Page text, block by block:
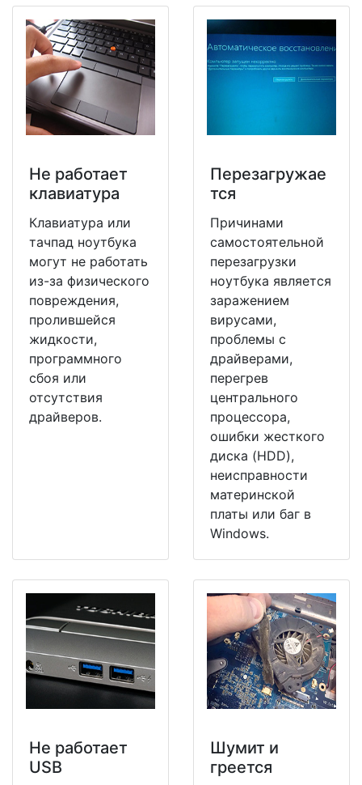
Не работает
клавиатура
Клавиатура или
тачпад ноутбука
могут не работать
из-за физического
повреждения,
пролившейся
жидкости,
программного
сбоя или
отсутствия
драйверов.
Перезагружае
тся
Причинами
самостоятельной
перезагрузки
ноутбука является
заражением
вирусами,
проблемы с
драйверами,
перегрев
центрального
процессора,
ошибки жесткого
диска (HDD),
неисправности
материнской
платы или баг в
Windows.
Не работает
USB
Шумит и
греется